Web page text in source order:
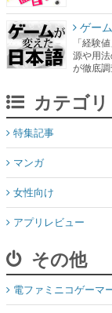
ゲー
「経験
源や用
が徹底調
カテゴリ
特集記事
マンガ
女性向け
アプリレビュー
その他
電ファミニコゲーマ